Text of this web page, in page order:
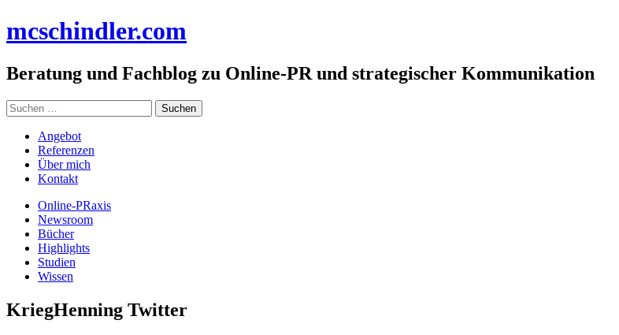
Inhalt
mcschindler.com
Beratung und Fachblog zu Online-PR und strategischer Kommunikation
Suchen
nach:
Angebot
Referenzen
Über mich
Kontakt
Online-PRaxis
Newsroom
Bücher
Highlights
Studien
Wissen
KriegHenning Twitter